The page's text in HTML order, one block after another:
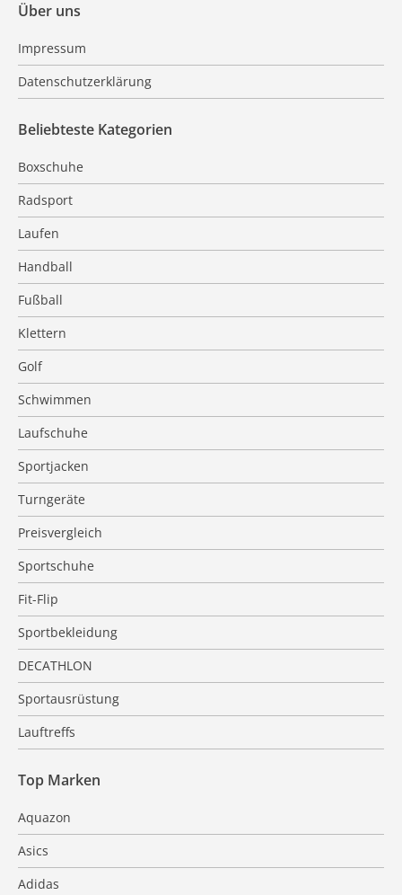
Über uns
Impressum
Datenschutzerklärung
Beliebteste Kategorien
Boxschuhe
Radsport
Laufen
Handball
Fußball
Klettern
Golf
Schwimmen
Laufschuhe
Sportjacken
Turngeräte
Preisvergleich
Sportschuhe
Fit-Flip
Sportbekleidung
DECATHLON
Sportausrüstung
Lauftreffs
Top Marken
Aquazon
Asics
Adidas